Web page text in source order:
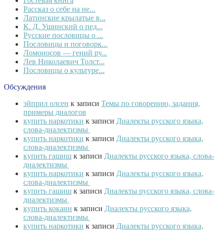
Рассказ о себе на не...
Латинские крылатые в...
К. Д. Ушинский о пед...
Русские пословицы о ...
Пословицы и поговорк...
Ломоносов — гений ру...
Лев Николаевич Толст...
Пословицы о культуре...
Обсуждения
эйприл олсен к записи Темы по говорению, задания,
примеры диалогов
купить наркотики к записи Диалекты русского языка,
слова-диалектизмы
купить наркотики к записи Диалекты русского языка,
слова-диалектизмы
купить гашиш к записи Диалекты русского языка, слова-
диалектизмы
купить наркотики к записи Диалекты русского языка,
слова-диалектизмы
купить гашиш к записи Диалекты русского языка, слова-
диалектизмы
купить кокаин к записи Диалекты русского языка,
слова-диалектизмы
купить наркотики к записи Диалекты русского языка,